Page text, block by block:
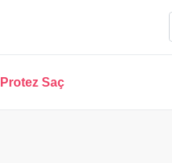
Protez Saç